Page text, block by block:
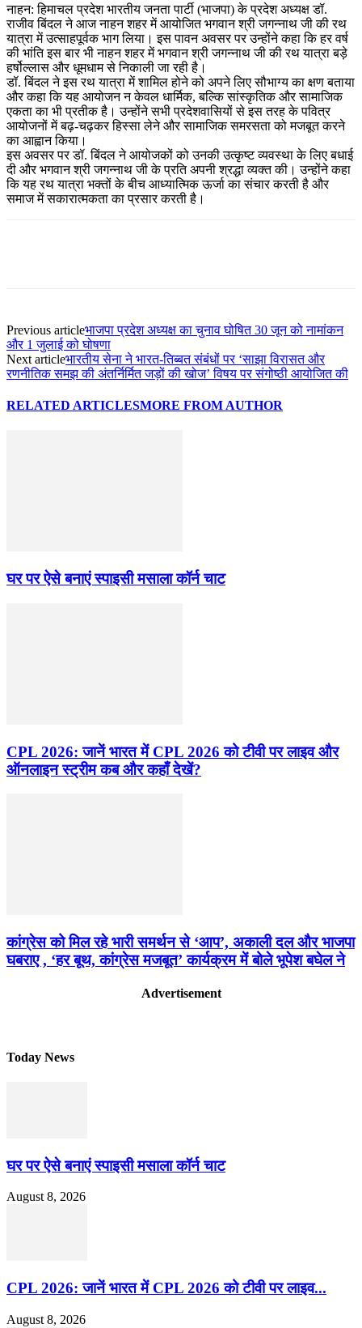
नाहन: हिमाचल प्रदेश भारतीय जनता पार्टी (भाजपा) के प्रदेश अध्यक्ष डॉ.
राजीव बिंदल ने आज नाहन शहर में आयोजित भगवान श्री जगन्नाथ जी की रथ
यात्रा में उत्साहपूर्वक भाग लिया। इस पावन अवसर पर उन्होंने कहा कि हर वर्ष
की भांति इस बार भी नाहन शहर में भगवान श्री जगन्नाथ जी की रथ यात्रा बड़े
हर्षोल्लास और धूमधाम से निकाली जा रही है।
डॉ. बिंदल ने इस रथ यात्रा में शामिल होने को अपने लिए सौभाग्य का क्षण बताया
और कहा कि यह आयोजन न केवल धार्मिक, बल्कि सांस्कृतिक और सामाजिक
एकता का भी प्रतीक है। उन्होंने सभी प्रदेशवासियों से इस तरह के पवित्र
आयोजनों में बढ़-चढ़कर हिस्सा लेने और सामाजिक समरसता को मजबूत करने
का आह्वान किया।
इस अवसर पर डॉ. बिंदल ने आयोजकों को उनकी उत्कृष्ट व्यवस्था के लिए बधाई
दी और भगवान श्री जगन्नाथ जी के प्रति अपनी श्रद्धा व्यक्त की। उन्होंने कहा
कि यह रथ यात्रा भक्तों के बीच आध्यात्मिक ऊर्जा का संचार करती है और
समाज में सकारात्मकता का प्रसार करती है।
Previous articleभाजपा प्रदेश अध्यक्ष का चुनाव घोषित 30 जून को नामांकन
और 1 जुलाई को घोषणा
Next articleभारतीय सेना ने भारत-तिब्बत संबंधों पर ‘साझा विरासत और
रणनीतिक समझ की अंतर्निर्मित जड़ों की खोज’ विषय पर संगोष्ठी आयोजित की
RELATED ARTICLESMORE FROM AUTHOR
घर पर ऐसे बनाएं स्पाइसी मसाला कॉर्न चाट
CPL 2026: जानें भारत में CPL 2026 को टीवी पर लाइव और
ऑनलाइन स्ट्रीम कब और कहाँ देखें?
कांग्रेस को मिल रहे भारी समर्थन से ‘आप’, अकाली दल और भाजपा
घबराए , ‘हर बूथ, कांग्रेस मजबूत’ कार्यक्रम में बोले भूपेश बघेल ने
Advertisement
Today News
घर पर ऐसे बनाएं स्पाइसी मसाला कॉर्न चाट
August 8, 2026
CPL 2026: जानें भारत में CPL 2026 को टीवी पर लाइव...
August 8, 2026